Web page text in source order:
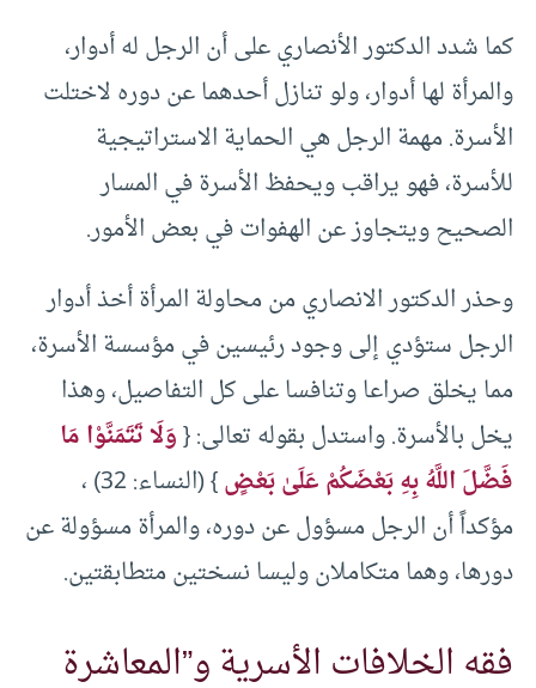
كما شدد الدكتور الأنصاري على أن الرجل له أدوار،
والمرأة لها أدوار، ولو تنازل أحدهما عن دوره لاختلت
الأسرة. مهمة الرجل هي الحماية الاستراتيجية
للأسرة، فهو يراقب ويحفظ الأسرة في المسار
الصحيح ويتجاوز عن الهفوات في بعض الأمور.
وحذر الدكتور الانصاري من محاولة المرأة أخذ أدوار
الرجل ستؤدي إلى وجود رئيسين في مؤسسة الأسرة،
مما يخلق صراعا وتنافسا على كل التفاصيل، وهذا
يخل بالأسرة. واستدل بقوله تعالى: {وَلَا تَتَمَنَّوْا مَا
فَضَّلَ اللَّهُ بِهِ بَعْضَكُمْ عَلَىٰ بَعْضٍ
} (النساء: 32) ،
مؤكداً أن الرجل مسؤول عن دوره، والمرأة مسؤولة عن
دورها، وهما متكاملان وليسا نسختين متطابقتين.
فقه الخلافات الأسرية و”المعاشرة